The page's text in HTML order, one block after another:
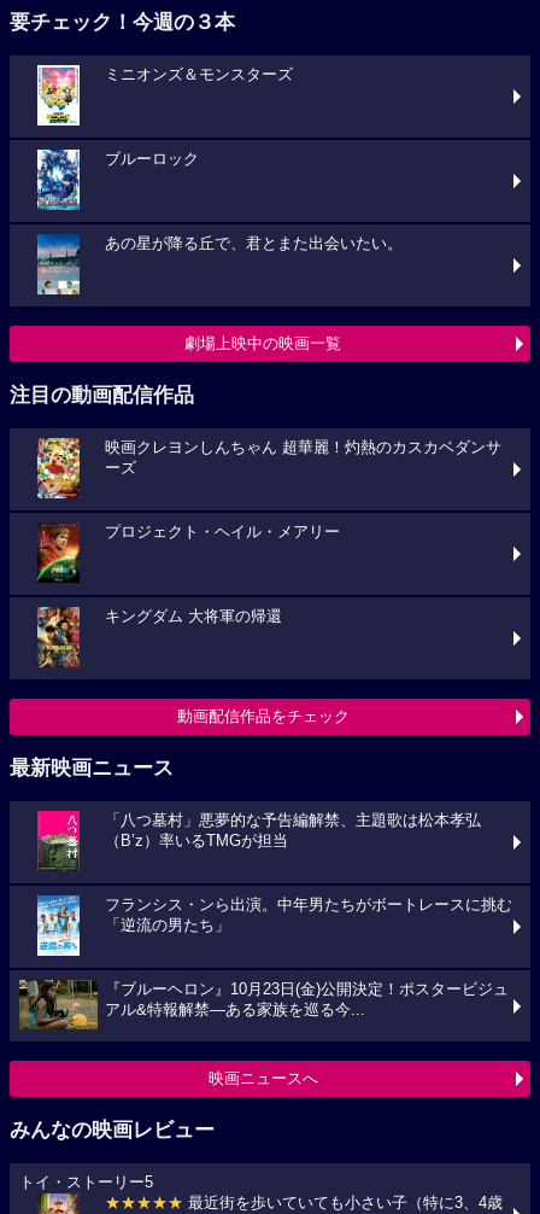
要チェック！今週の３本
ミニオンズ＆モンスターズ
ブルーロック
あの星が降る丘で、君とまた出会いたい。
劇場上映中の映画一覧
注目の動画配信作品
映画クレヨンしんちゃん 超華麗！灼熱のカスカベダンサ
ーズ
プロジェクト・ヘイル・メアリー
キングダム 大将軍の帰還
動画配信作品をチェック
最新映画ニュース
「八つ墓村」悪夢的な予告編解禁、主題歌は松本孝弘
（B’z）率いるTMGが担当
フランシス・ンら出演。中年男たちがボートレースに挑む
「逆流の男たち」
『ブルーヘロン』10月23日(金)公開決定！ポスタービジュ
アル&特報解禁―ある家族を巡る今...
映画ニュースへ
みんなの映画レビュー
トイ・ストーリー5
★★★★★ 最近街を歩いていても小さい子（特に3、4歳